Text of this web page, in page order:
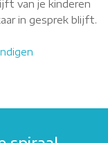
van je kinderen
in gesprek blijft.